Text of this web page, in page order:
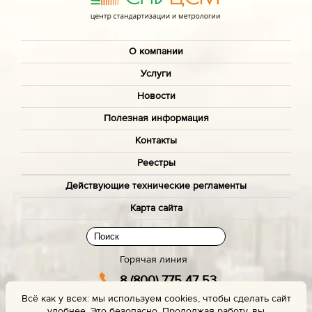
О компании
Услуги
Новости
Полезная информация
Контакты
Реестры
Действующие технические регламенты
Карта сайта
Горячая линия
8 (800) 775 47 53
(звонок бесплатный)
Всё как у всех: мы используем cookies, чтобы сделать сайт